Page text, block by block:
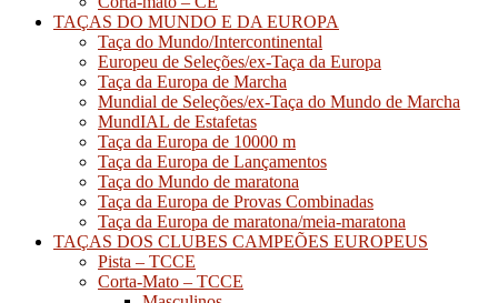
TAÇAS DO MUNDO E DA EUROPA
Taça do Mundo/Intercontinental
Europeu de Seleções/ex-Taça da Europa
Taça da Europa de Marcha
Mundial de Seleções/ex-Taça do Mundo de Marcha
MundIAL de Estafetas
Taça da Europa de 10000 m
Taça da Europa de Lançamentos
Taça do Mundo de maratona
Taça da Europa de Provas Combinadas
Taça da Europa de maratona/meia-maratona
TAÇAS DOS CLUBES CAMPEÕES EUROPEUS
Pista – TCCE
Corta-Mato – TCCE